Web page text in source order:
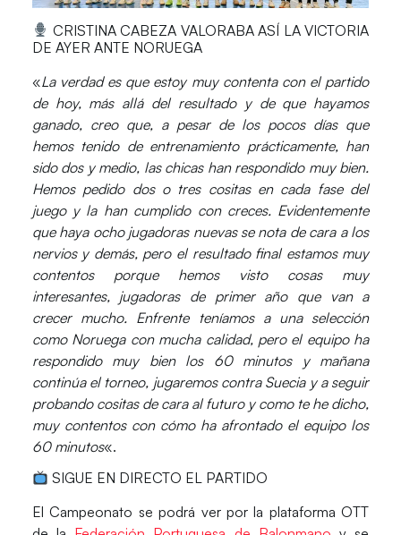
CRISTINA CABEZA VALORABA ASÍ LA VICTORIA
DE AYER ANTE NORUEGA
«La verdad es que estoy muy contenta con el partido
de hoy, más allá del resultado y de que hayamos
ganado, creo que, a pesar de los pocos días que
hemos tenido de entrenamiento prácticamente, han
sido dos y medio, las chicas han respondido muy bien.
Hemos pedido dos o tres cositas en cada fase del
juego y la han cumplido con creces. Evidentemente
que haya ocho jugadoras nuevas se nota de cara a los
nervios y demás, pero el resultado final estamos muy
contentos porque hemos visto cosas muy
interesantes, jugadoras de primer año que van a
crecer mucho. Enfrente teníamos a una selección
como Noruega con mucha calidad, pero el equipo ha
respondido muy bien los 60 minutos y mañana
continúa el torneo, jugaremos contra Suecia y a seguir
probando cositas de cara al futuro y como te he dicho,
muy contentos con cómo ha afrontado el equipo los
60 minutos«.
SIGUE EN DIRECTO EL PARTIDO
El Campeonato se podrá ver por la plataformaOTT